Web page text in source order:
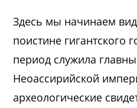
Здесь мы начинаем
поистине гигантского
период служила
Неоассирийской
археологические